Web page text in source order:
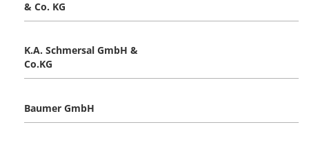
& Co. KG
K.A. Schmersal GmbH &
Co.KG
Baumer GmbH